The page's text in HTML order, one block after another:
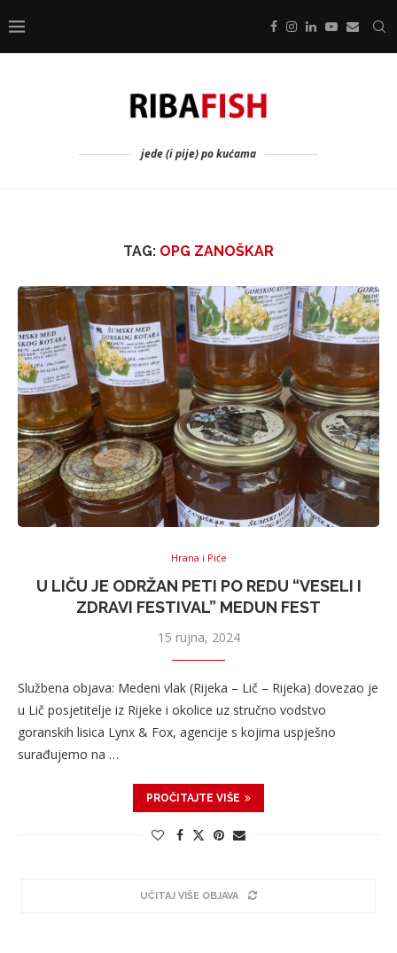
jede (i pije) po kućama
TAG: OPG ZANOŠKAR
Hrana i Piće
U LIČU JE ODRŽAN PETI PO REDU “VESELI I
ZDRAVI FESTIVAL” MEDUN FEST
15 rujna, 2024
Službena objava: Medeni vlak (Rijeka – Lič – Rijeka) dovezao je
u Lič posjetitelje iz Rijeke i okolice uz stručno vodstvo
goranskih lisica Lynx & Fox, agencije s kojima uspješno
surađujemo na …
PROČITAJTE VIŠE
UČITAJ VIŠE OBJAVA